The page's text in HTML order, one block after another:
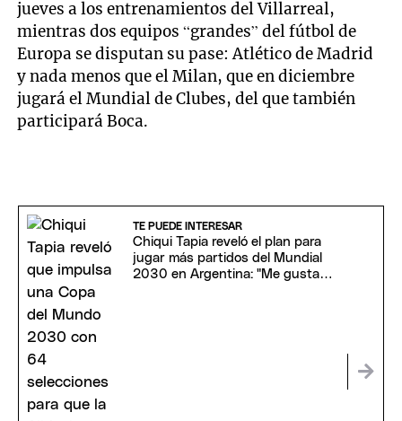
jueves a los entrenamientos del Villarreal,
mientras dos equipos “grandes” del fútbol de
Europa se disputan su pase: Atlético de Madrid
y nada menos que el Milan, que en diciembre
jugará el Mundial de Clubes, del que también
participará Boca.
TE PUEDE INTERESAR
Chiqui Tapia reveló el plan para
jugar más partidos del Mundial
2030 en Argentina: "Me gustaría